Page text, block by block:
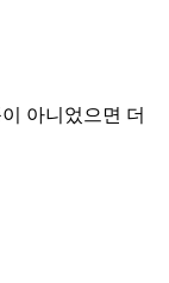
아니었으면 더